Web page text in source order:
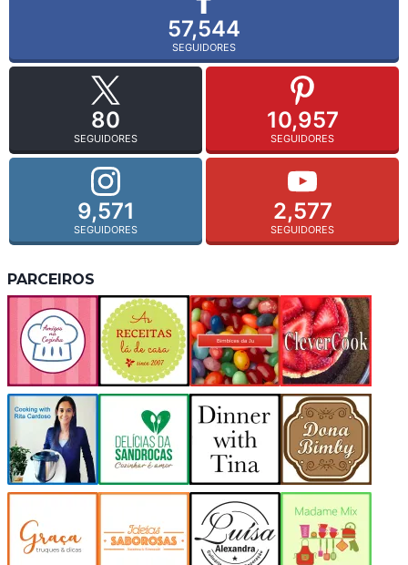
57,544
SEGUIDORES
80
SEGUIDORES
10,957
SEGUIDORES
9,571
SEGUIDORES
2,577
SEGUIDORES
PARCEIROS